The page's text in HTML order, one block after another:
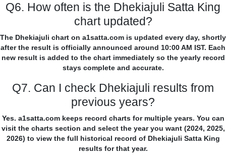
Q6. How often is the Dhekiajuli Satta King
chart updated?
The Dhekiajuli chart on a1satta.com is updated every day, shortly
after the result is officially announced around 10:00 AM IST. Each
new result is added to the chart immediately so the yearly record
stays complete and accurate.
Q7. Can I check Dhekiajuli results from
previous years?
Yes. a1satta.com keeps record charts for multiple years. You can
visit the charts section and select the year you want (2024, 2025,
2026) to view the full historical record of Dhekiajuli Satta King
results for that year.